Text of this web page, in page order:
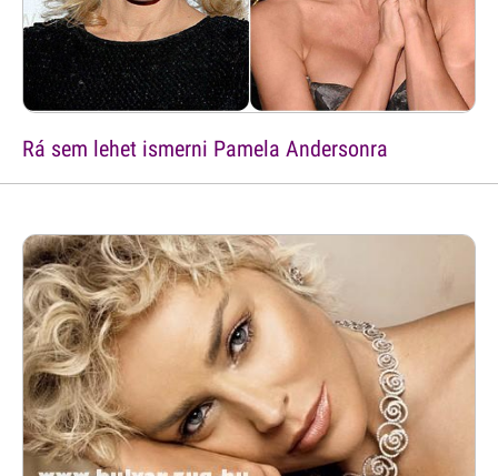
Rá sem lehet ismerni Pamela Andersonra